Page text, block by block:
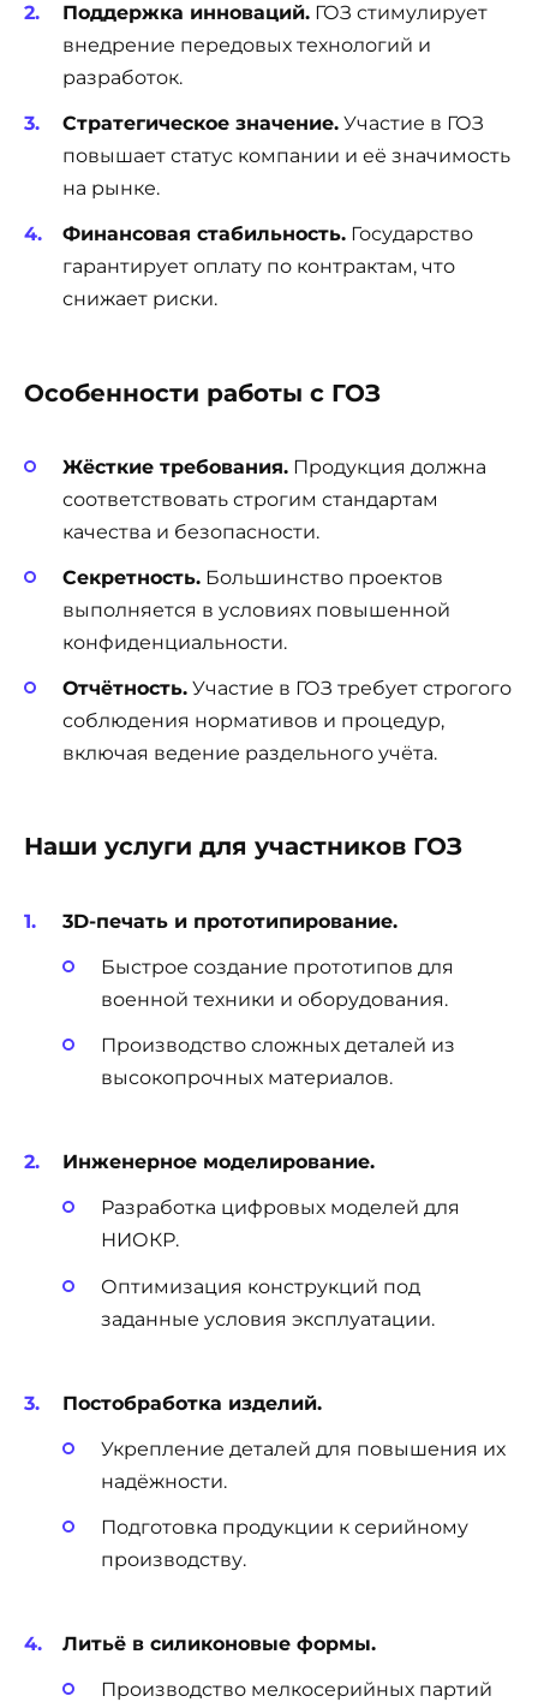
Поддержка инноваций. ГОЗ стимулирует
внедрение передовых технологий и
разработок.
Стратегическое значение. Участие в ГОЗ
повышает статус компании и её значимость
на рынке.
Финансовая стабильность. Государство
гарантирует оплату по контрактам, что
снижает риски.
Особенности работы с ГОЗ
Жёсткие требования. Продукция должна
соответствовать строгим стандартам
качества и безопасности.
Секретность. Большинство проектов
выполняется в условиях повышенной
конфиденциальности.
Отчётность. Участие в ГОЗ требует строгого
соблюдения нормативов и процедур,
включая ведение раздельного учёта.
Наши услуги для участников ГОЗ
3D-печать и прототипирование.
Быстрое создание прототипов для
военной техники и оборудования.
Производство сложных деталей из
высокопрочных материалов.
Инженерное моделирование.
Разработка цифровых моделей для
НИОКР.
Оптимизация конструкций под
заданные условия эксплуатации.
Постобработка изделий.
Укрепление деталей для повышения их
надёжности.
Подготовка продукции к серийному
производству.
Литьё в силиконовые формы.
Производство мелкосерийных партий